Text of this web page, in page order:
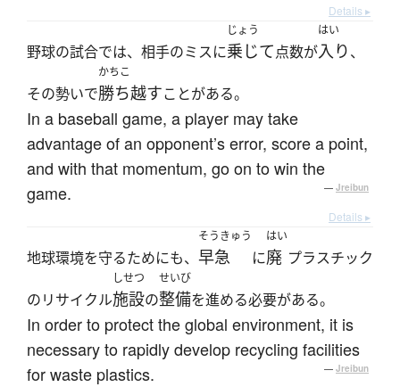
Details ▸
野球の試合では、相手のミスに
じょう
乗じて点数が
はい
入り、
その勢いで
かちこ
勝ち越すことがある。
In a baseball game, a player may take
advantage of an opponent’s error, score a point,
and with that momentum, go on to win the
game.
— Jreibun
Details ▸
地球環境を守るためにも、
そうきゅう
早急 に
はい
廃 プラスチック
のリサイクル
しせつ
施設の
せいび
整備を進める必要がある。
In order to protect the global environment, it is
necessary to rapidly develop recycling facilities
for waste plastics.
— Jreibun